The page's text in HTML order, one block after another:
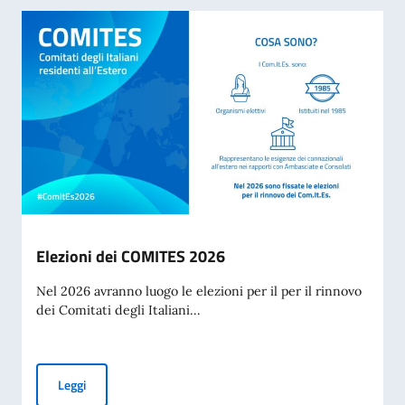
Elezioni dei COMITES 2026
Nel 2026 avranno luogo le elezioni per il per il rinnovo
dei Comitati degli Italiani...
LeggiElezioni dei COMITES 2026